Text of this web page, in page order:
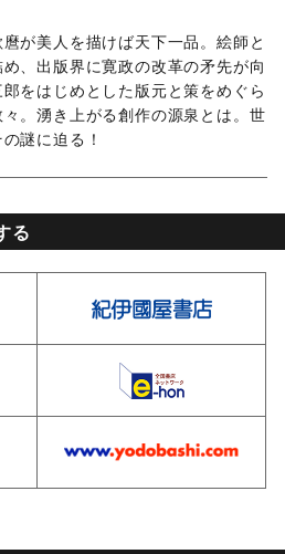
が美人を描けば天下一品。絵師と
、出版界に寛政の改革の矛先が向
をはじめとした版元と策をめぐら
。湧き上がる創作の源泉とは。世
謎に迫る！
る